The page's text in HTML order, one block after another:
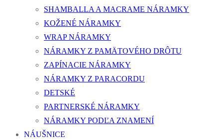
SHAMBALLA A MACRAME NÁRAMKY
KOŽENÉ NÁRAMKY
WRAP NÁRAMKY
NÁRAMKY Z PAMÄTOVÉHO DRÔTU
ZAPÍNACIE NÁRAMKY
NÁRAMKY Z PARACORDU
DETSKÉ
PARTNERSKÉ NÁRAMKY
NÁRAMKY PODĽA ZNAMENÍ
NÁUŠNICE